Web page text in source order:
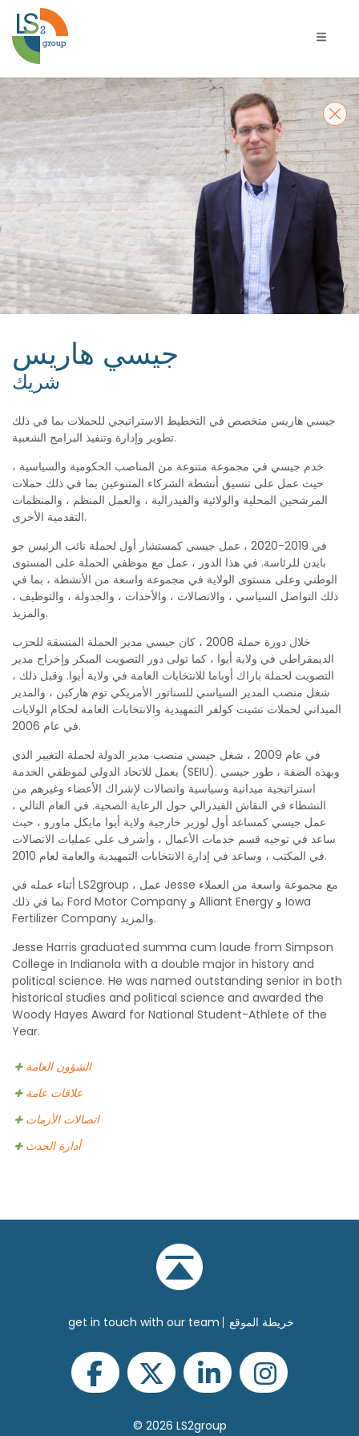
التنقل
جيسي هاريس
شريك
جيسي هاريس متخصص في التخطيط الاستراتيجي للحملات بما في ذلك
تطوير وإدارة وتنفيذ البرامج الشعبية.
خدم جيسي في مجموعة متنوعة من المناصب الحكومية والسياسية ،
حيث عمل على تنسيق أنشطة الشركاء المتنوعين بما في ذلك حملات
المرشحين المحلية والولائية والفيدرالية ، والعمل المنظم ، والمنظمات
التقدمية الأخرى.
في 2019-2020 ، عمل جيسي كمستشار أول لحملة نائب الرئيس جو
بايدن للرئاسة. في هذا الدور ، عمل مع موظفي الحملة على المستوى
الوطني وعلى مستوى الولاية في مجموعة واسعة من الأنشطة ، بما في
ذلك التواصل السياسي ، والاتصالات ، والأحداث ، والجدولة ، والتوظيف ،
والمزيد.
خلال دورة حملة 2008 ، كان جيسي مدير الحملة المنسقة للحزب
الديمقراطي في ولاية أيوا ، كما تولى دور التصويت المبكر وإخراج مدير
التصويت لحملة باراك أوباما للانتخابات العامة في ولاية أيوا. وقبل ذلك ،
شغل منصب المدير السياسي للسناتور الأمريكي توم هاركين ، والمدير
الميداني لحملات تشيت كولفر التمهيدية والانتخابات العامة لحكام الولايات
في عام 2006.
في عام 2009 ، شغل جيسي منصب مدير الدولة لحملة التغيير الذي
يعمل للاتحاد الدولي لموظفي الخدمة (SEIU). وبهذه الصفة ، طور جيسي
استراتيجية ميدانية وسياسية واتصالات لإشراك الأعضاء وغيرهم من
النشطاء في النقاش الفيدرالي حول الرعاية الصحية. في العام التالي ،
عمل جيسي كمساعد أول لوزير خارجية ولاية أيوا مايكل ماورو ، حيث
ساعد في توجيه قسم خدمات الأعمال ، وأشرف على عمليات الاتصالات
في المكتب ، وساعد في إدارة الانتخابات التمهيدية والعامة لعام 2010.
أثناء عمله في LS2group ، عمل Jesse مع مجموعة واسعة من العملاء
بما في ذلك Ford Motor Company و Alliant Energy و Iowa
Fertilizer Company والمزيد.
Jesse Harris graduated summa cum laude from Simpson
College in Indianola with a double major in history and
political science. He was named outstanding senior in both
historical studies and political science and awarded the
Woody Hayes Award for National Student-Athlete of the
Year.
الشؤون العامة
علاقات عامة
اتصالات الأزمات
أدارة الحدث
get in touch with our team خريطة الموقع
© 2026 LS2group